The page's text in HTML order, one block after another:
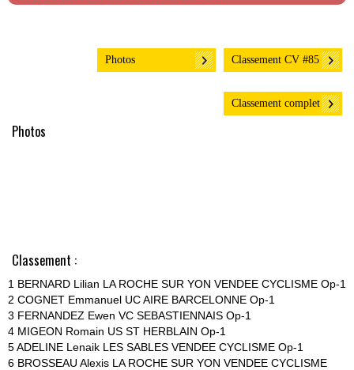
Classement CV #85
Photos
Classement complet
Photos
Classement :
1 BERNARD Lilian LA ROCHE SUR YON VENDEE CYCLISME Op-1
2 COGNET Emmanuel UC AIRE BARCELONNE Op-1
3 FERNANDEZ Ewen VC SEBASTIENNAIS Op-1
4 MIGEON Romain US ST HERBLAIN Op-1
5 ADELINE Lenaik LES SABLES VENDEE CYCLISME Op-1
6 BROSSEAU Alexis LA ROCHE SUR YON VENDEE CYCLISME